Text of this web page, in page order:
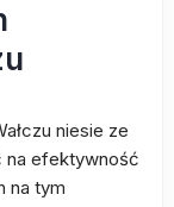
niesie ze
na efektywność
na tym